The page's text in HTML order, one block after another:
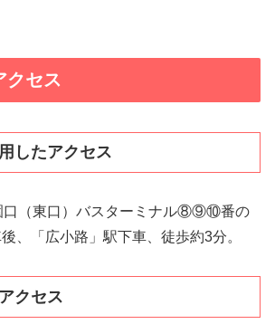
クセス
したアクセス
口（東口）バスターミナル⑧⑨⑩番の
、「広小路」駅下車、徒歩約3分。
クセス